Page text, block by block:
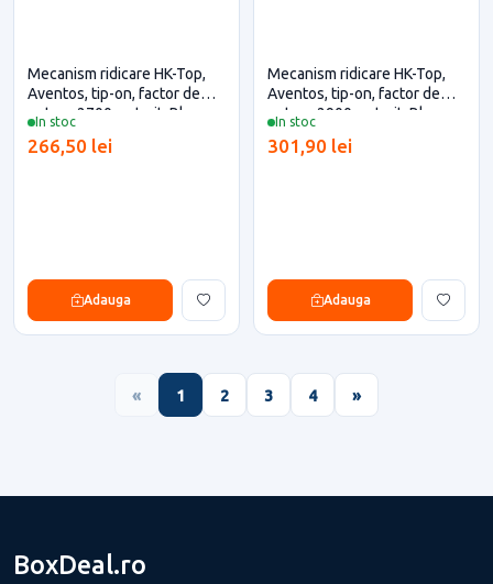
In stoc
Mecanism ridicare HK-Top,
Aventos, tip-on, factor de
putere 2700, antrcit, Blum
eficiente
266,50 lei
Adauga
In stoc
Mecanism ridicare HK-Top,
Aventos, tip-on, factor de
putere 2900, antrcit, Blum
eficiente
301,90 lei
Adauga
« 1 2 3 4 »
BoxDeal.ro